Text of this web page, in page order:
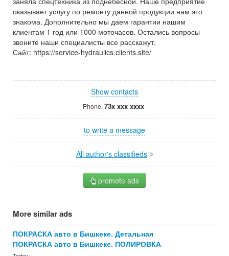
оказывает услугу по ремонту данной продукции нам это
знакома. Дополнительно мы даем гарантии нашим
клиентам 1 год или 1000 моточасов. Остались вопросы
звоните наши специалисты все расскажут.
Сайт: https://service-hydraulics.clients.site/
Show contacts
Phone. 73x xxx xxxx
to write a message
All author's classifieds
promote ads
More similar ads
ПОКРАСКА авто в Бишкеке. Детальная
ПОКРАСКА авто в Бишкеке. ПОЛИРОВКА